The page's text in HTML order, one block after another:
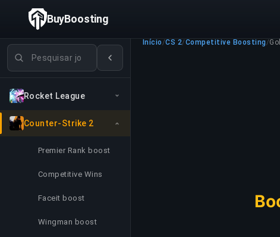
Pesquisar jogos
Rocket League
Counter-Strike 2
Premier Rank boost
Competitive Wins
Faceit boost
Wingman boost
BuyBoosting
Início/CS 2/Competitive Boosting/